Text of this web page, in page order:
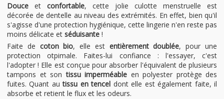
Douce et confortable, cette jolie culotte menstruelle est
décorée de dentelle au niveau des extrémités. En effet, bien qu'il
s'agisse d'une protection hygiénique, cette lingerie n'en reste pas
moins délicate et séduisante !
Faite de coton bio, elle est entièrement doublée, pour une
protection otpimale. Faites-lui confiance : l'essayer, c'est
l'adopter ! Elle est conçue pour absorber l'équivalent de plusieurs
tampons et sontissu imperméable en polyester protège des
fuites. Quant autissu en tencel dont elle est également faite, il
absorbe et retient le flux et les odeurs.